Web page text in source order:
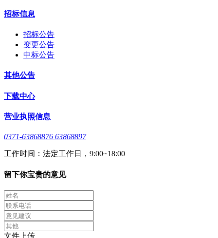
招标信息
招标公告
变更公告
中标公告
其他公告
下载中心
营业执照信息
0371-63868876 63868897
工作时间：法定工作日，9:00~18:00
留下你宝贵的意见
文件上传